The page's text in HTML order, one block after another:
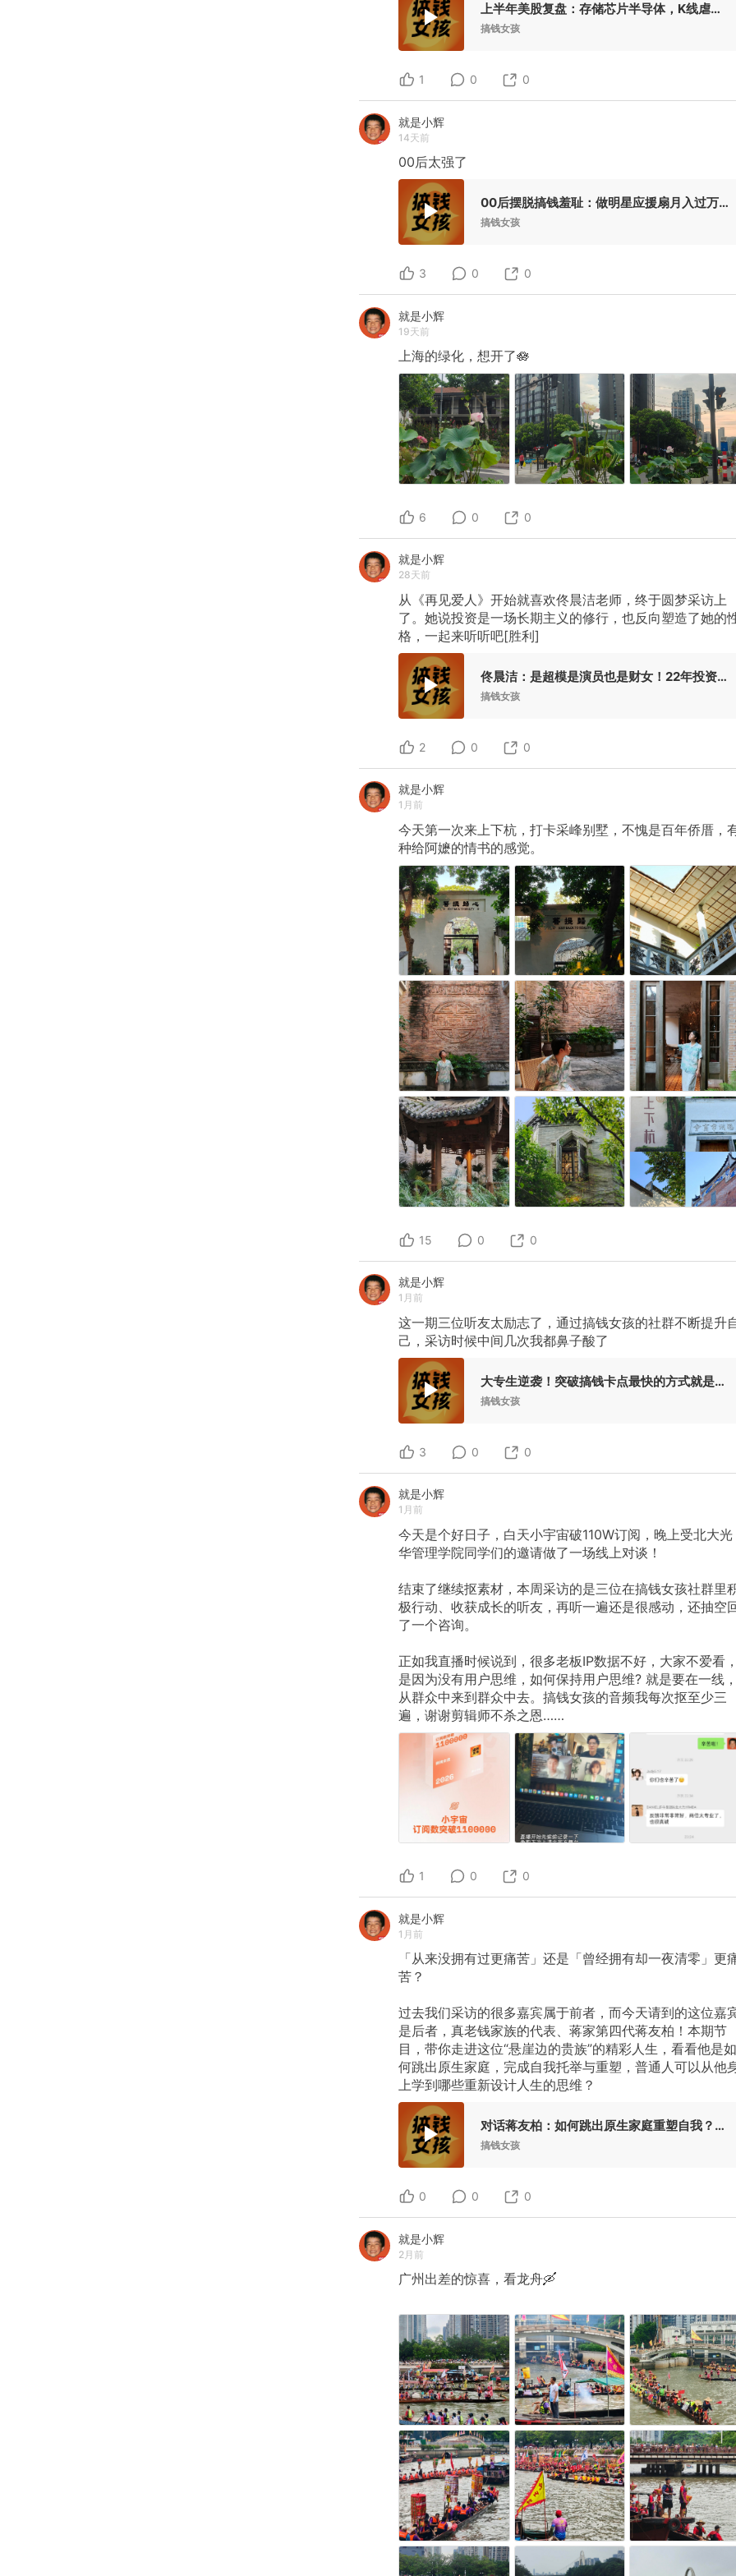
上半年美股复盘：存储芯片半导体，K线虐我如蝼蚁
搞钱女孩
1 0 0
就是小辉
14天前
00后太强了
00后摆脱搞钱羞耻：做明星应援扇月入过万，摆摊穿戴甲日入五百
搞钱女孩
3 0 0
就是小辉
19天前
上海的绿化，想开了🪷
6 0 0
就是小辉
28天前
从《再见爱人》开始就喜欢佟晨洁老师，终于圆梦采访上
了。她说投资是一场长期主义的修行，也反向塑造了她的
格，一起来听听吧[胜利]
佟晨洁：是超模是演员也是财女！22年投资实战后的人间清醒
搞钱女孩
2 0 0
就是小辉
1月前
今天第一次来上下杭，打卡采峰别墅，不愧是百年侨厝，
种给阿嬷的情书的感觉。
15 0 0
就是小辉
1月前
这一期三位听友太励志了，通过搞钱女孩的社群不断提升
己，采访时候中间几次我都鼻子酸了
大专生逆袭！突破搞钱卡点最快的方式就是换圈子 | 天财女友计划
搞钱女孩
3 0 0
就是小辉
1月前
今天是个好日子，白天小宇宙破110W订阅，晚上受北大光
华管理学院同学们的邀请做了一场线上对谈！
结束了继续抠素材，本周采访的是三位在搞钱女孩社群里
极行动、收获成长的听友，再听一遍还是很感动，还抽空
了一个咨询。
正如我直播时候说到，很多老板IP数据不好，大家不爱看
是因为没有用户思维，如何保持用户思维? 就是要在一线
从群众中来到群众中去。搞钱女孩的音频我每次抠至少三
遍，谢谢剪辑师不杀之恩……
1 0 0
就是小辉
1月前
「从来没拥有过更痛苦」还是「曾经拥有却一夜清零」更
苦？
过去我们采访的很多嘉宾属于前者，而今天请到的这位嘉
是后者，真老钱家族的代表、蒋家第四代蒋友柏！本期节
目，带你走进这位“悬崖边的贵族”的精彩人生，看看他是如
何跳出原生家庭，完成自我托举与重塑，普通人可以从他
上学到哪些重新设计人生的思维？
对话蒋友柏：如何跳出原生家庭重塑自我？真老钱亲测有效的人生设计思维
搞钱女孩
0 0 0
就是小辉
2月前
广州出差的惊喜，看龙舟🛶